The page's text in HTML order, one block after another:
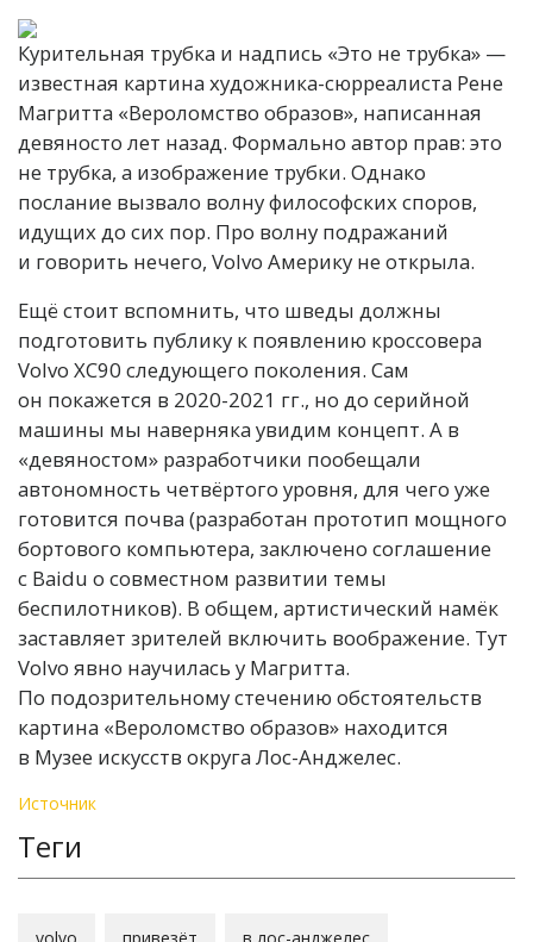
Курительная трубка и надпись «Это не трубка» —
известная картина художника-сюрреалиста Рене
Магритта «Вероломство образов», написанная
девяносто лет назад. Формально автор прав: это
не трубка, а изображение трубки. Однако
послание вызвало волну философских споров,
идущих до сих пор. Про волну подражаний
и говорить нечего, Volvo Америку не открыла.
Ещё стоит вспомнить, что шведы должны
подготовить публику к появлению кроссовера
Volvo XC90 следующего поколения. Сам
он покажется в 2020-2021 гг., но до серийной
машины мы наверняка увидим концепт. А в
«девяностом» разработчики пообещали
автономность четвёртого уровня, для чего уже
готовится почва (разработан прототип мощного
бортового компьютера, заключено соглашение
с Baidu о совместном развитии темы
беспилотников). В общем, артистический намёк
заставляет зрителей включить воображение. Тут
Volvo явно научилась у Магритта.
По подозрительному стечению обстоятельств
картина «Вероломство образов» находится
в Музее искусств округа Лос-Анджелес.
Источник
Теги
volvo привезёт в лос-анджелес